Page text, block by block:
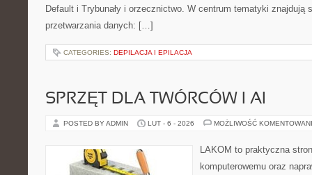
Default i Trybunały i orzecznictwo. W centrum tematyki znajdują
przetwarzania danych: […]
CATEGORIES: DEPILACJA I EPILACJA
SPRZĘT DLA TWÓRCÓW I AI
POSTED BY ADMIN LUT - 6 - 2026 MOŻLIWOŚĆ
LAKOM to praktyczna
komputerowemu oraz